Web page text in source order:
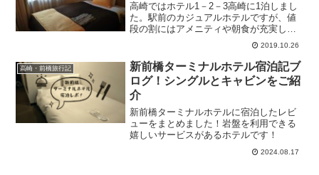
高崎ではホテル1－2－3高崎に1泊しまし
た。駅前のカジュアルホテルですが、値
段の割にはアメニティや朝食が充実して
いて満足度が高い快適ホテルでした！宿
泊してみた感想・口コミをレポしてみま
す！
2019.10.26
高崎・前橋旅行記
新前橋ターミナルホテル宿泊記ブ
ログ！シングルとキャビンをご紹
介
新前橋ターミナルホテルに宿泊したレビ
ューをまとめました！岩盤を利用できる
嬉しいサービスがあるホテルです！
2024.08.17